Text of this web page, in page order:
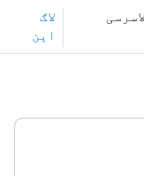
لاګ
اېن